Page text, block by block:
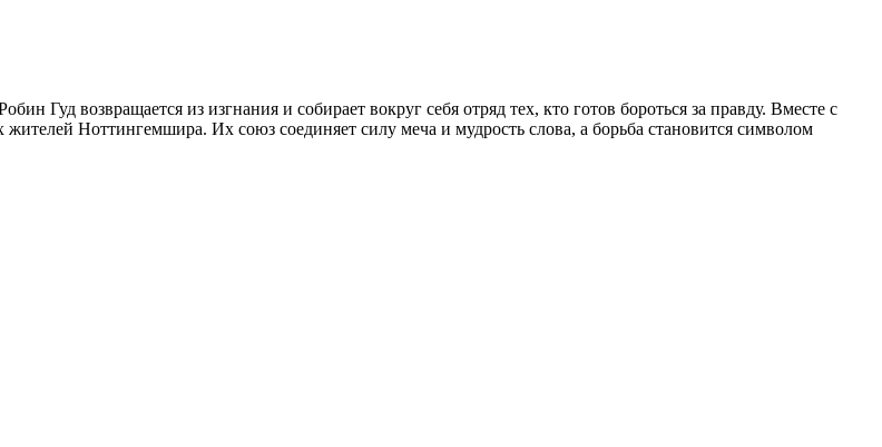
Гуд возвращается из изгнания и собирает вокруг себя отряд тех, кто готов бороться за правду. Вместе с
Ноттингемшира. Их союз соединяет силу меча и мудрость слова, а борьба становится символом